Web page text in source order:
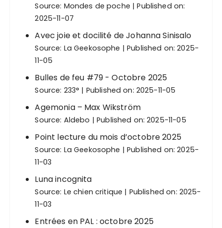
Source: Mondes de poche
Published on:
2025-11-07
Avec joie et docilité de Johanna Sinisalo
Source: La Geekosophe
Published on: 2025-
11-05
Bulles de feu #79 - Octobre 2025
Source: 233° Published on: 2025-11-05
Agemonia – Max Wikström
Source: Aldebo Published on: 2025-11-05
Point lecture du mois d’octobre 2025
Source: La Geekosophe
Published on: 2025-
11-03
Luna incognita
Source: Le chien critique
Published on: 2025-
11-03
Entrées en PAL : octobre 2025